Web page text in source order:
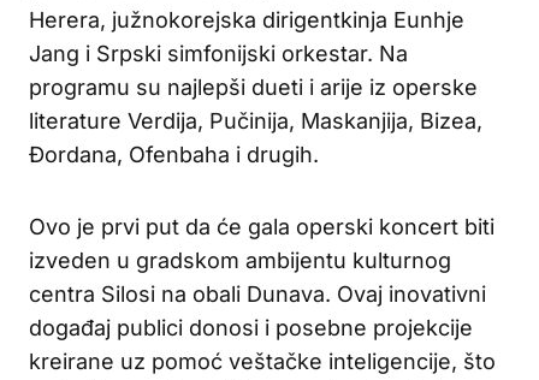
Herera, južnokorejska dirigentkinja Eunhje
Jang i Srpski simfonijski orkestar. Na
programu su najlepši dueti i arije iz operske
literature Verdija, Pučinija, Maskanjija, Bizea,
Đordana, Ofenbaha i drugih.
Ovo je prvi put da će gala operski koncert biti
izveden u gradskom ambijentu kulturnog
centra Silosi na obali Dunava. Ovaj inovativni
događaj publici donosi i posebne projekcije
kreirane uz pomoć veštačke inteligencije, što